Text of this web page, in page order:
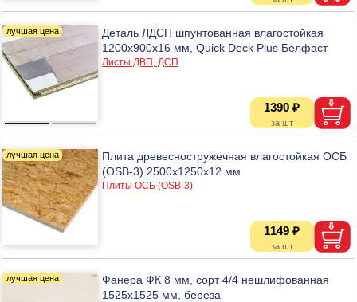
Деталь ЛДСП шпунтованная влагостойкая
1200х900х16 мм, Quick Deck Plus Белфаст
Листы ДВП, ДСП
1390 ₽
Плита древесностружечная влагостойкая ОСБ
(OSB-3) 2500x1250x12 мм
Плиты ОСБ (OSB-3)
1149 ₽
Фанера ФК 8 мм, сорт 4/4 нешлифованная
1525х1525 мм, береза